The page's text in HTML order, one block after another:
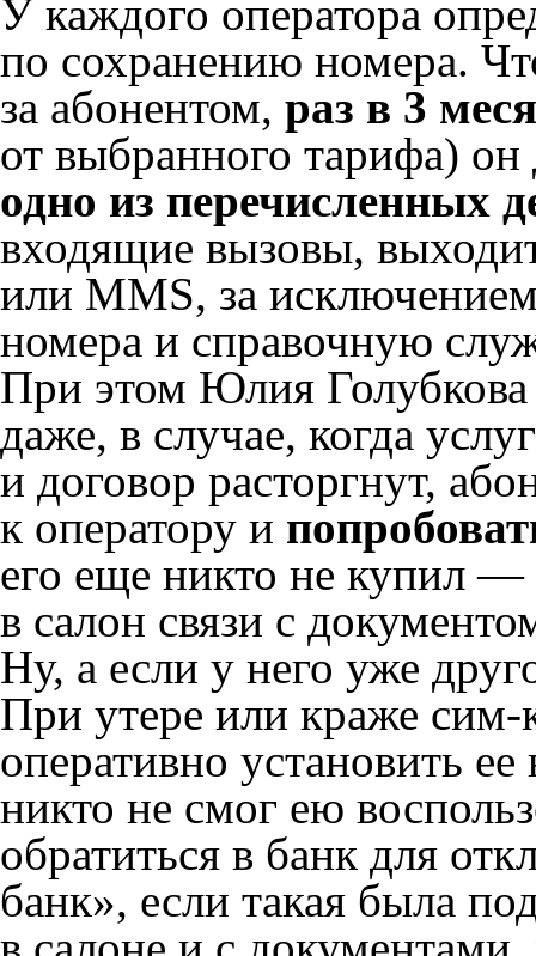
У каждого оператора
по сохранению номера.
за абонентом, раз в 3
от выбранного тарифа)
одно из перечисленных
входящие вызовы,
или MMS, за
номера и справочную
При этом Юлия
даже, в случае, когда
и договор расторгнут,
к оператору и
его еще никто не купил —
в салон связи с
Ну, а если у него уже
При утере или краже
оперативно установить
никто не смог ею
обратиться в банк для
банк», если такая была